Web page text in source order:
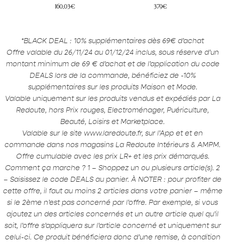
160,03€ 379€
*BLACK DEAL : 10% supplémentaires dès 69€ d’achat
Offre valable du 26/11/24 au 01/12/24 inclus, sous réserve d’un
montant minimum de 69 € d’achat et de l’application du code
DEALS lors de la commande, bénéficiez de -10%
supplémentaires sur les produits Maison et Mode.
Valable uniquement sur les produits vendus et expédiés par La
Redoute, hors Prix rouges, Electroménager, Puériculture,
Beauté, Loisirs et Marketplace.
Valable sur le site www.laredoute.fr, sur l’App et et en
commande dans nos magasins La Redoute Intérieurs & AMPM.
Offre cumulable avec les prix LR+ et les prix démarqués.
Comment ça marche ? 1 – Shoppez un ou plusieurs article(s). 2
– Saisissez le code DEALS au panier. À NOTER : pour profiter de
cette offre, il faut au moins 2 articles dans votre panier – même
si le 2ème n’est pas concerné par l’offre. Par exemple, si vous
ajoutez un des articles concernés et un autre article quel qu’il
soit, l’offre s’appliquera sur l’article concerné et uniquement sur
celui-ci. Ce produit bénéficiera donc d’une remise, à condition